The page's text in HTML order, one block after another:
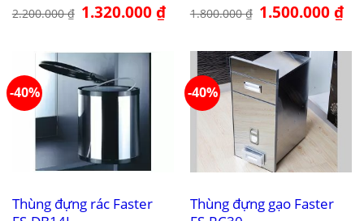
2.200.000₫ Giá
gốc
1.320.000₫Giá
hiện
1.320.000 ₫.
1.800.000₫ Giá
gốc
1.500.000₫Giá
-40%
Thùng đựng rác Faster
-40%
Thùng đựng gạo Faster